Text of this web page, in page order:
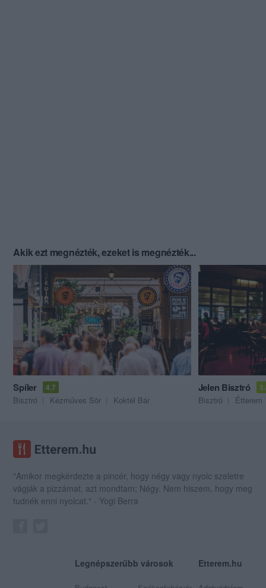
Akik ezt megnézték, ezeket is megnézték...
Spíler 4.7
Bisztró Kézműves Sör Koktél Bár
Jelen Bisztró
Bisztró Étterem
"Amikor megkérdezte a pincér, hogy négy vagy nyolc szeletre
vágják a pizzámat, azt mondtam; Négy. Nem hiszem, hogy meg
tudnék enni nyolcat." - Yogi Berra
Legnépszerűbb városok Etterem.hu